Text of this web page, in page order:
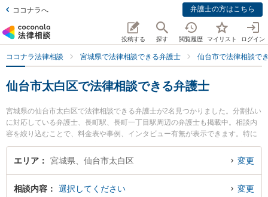
ココナラへ 弁護士の方はこちら
投稿する 探す 閲覧履歴 マイリスト ログイン
ココナラ法律相談 宮城県で法律相談できる弁護士 仙台市で法律相談で
仙台市太白区で法律相談できる弁護士
宮城県の仙台市太白区で法律相談できる弁護士が2名見つかりました。分割払い
に対応している弁護士、長町駅、長町一丁目駅周辺の弁護士も掲載中。相談内
容を絞り込むことで、料金表や事例、インタビュー有無が表示できます。特に
ながまち駅前法律事務所の高橋 崇弁護士や仙台長町法律事務所の飛澤 聡美弁護
士のプロフィール情報や弁護士費用、強みなどが注目されています。離婚や相
で土日や夜間に発生した不倫慰謝料トラブルを今すぐに弁護士に相談したい』
エリア 宮城県、仙台市太白区 変更
相談内容 選択してください 変更